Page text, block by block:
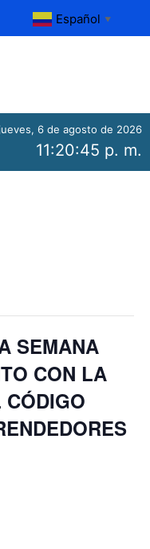
Español ▼
jueves, 6 de agosto de 2026
11:20:45 p. m.
SEMANA
CON LA
CÓDIGO